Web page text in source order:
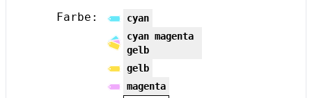
Farbe:
cyan
cyan magenta
gelb
gelb
magenta